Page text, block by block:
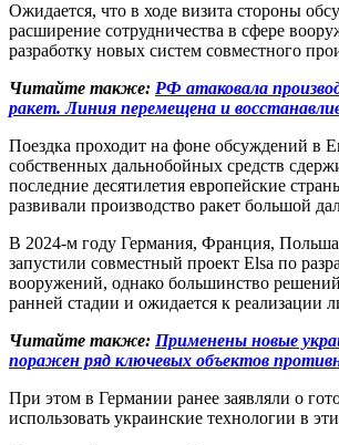
Ожидается, что в ходе визита стороны
расширение сотрудничества в сфере
разработку новых систем совместного
Читайте также: РФ атаковала
ракет. Линия перемещена и
Поездка проходит на фоне обсуждений в
собственных дальнобойных средств
последние десятилетия европейские
развивали производство ракет большой
В 2024-м году Германия, Франция,
запустили совместный проект Elsa по
вооружений, однако большинство
ранней стадии и ожидается к реализации
Читайте также: Применены новые
поражен ряд ключевых объектов
При этом в Германии ранее заявляли о
использовать украинские технологии в